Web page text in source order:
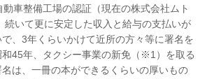
車整備工場の認証（現在の株式会社ムト
続いて更に安定した収入と給与の支払いが
、3年くらいかけて近所の方々等に署名を
45年、タクシー事業の新免（※1）を取る
は、一冊の本ができるくらいの厚いもの